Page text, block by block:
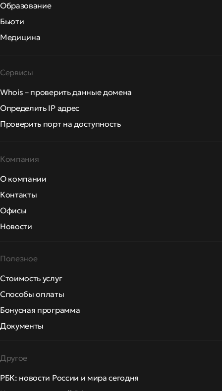
Образование
Бьюти
Медицина
Сервисы
Whois – проверить данные домена
Определить IP адрес
Проверить порт на доступность
Компания
О компании
Контакты
Офисы
Новости
Полезное
Стоимость услуг
Способы оплаты
Бонусная программа
Документы
Другое
РБК: новости России и мира сегодня